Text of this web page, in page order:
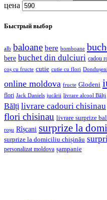
цена
Быстрый выбор
alb baloane bere bomboane
bere buchet din dulciuri cadou
coș cu fructe cutie cutie cu flori Dondușeni
online moldova fructe Glodeni
flori Jack Daniels jucării livrare alcool Bălți
Bălți livrare cadouri chisinau
flori chisinau livrare surprize
roșu Rîșcani surprize la
surprize la domiciliu chișinău
personalizat moldova șampanie